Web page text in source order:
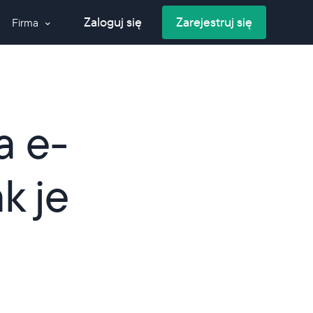
i
Firma
Kontakt
Media
Zaloguj się Zarejestruj się
e-
je